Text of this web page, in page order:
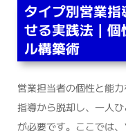
タイプ別営業
せる実践法｜
ル構築術
営業担当者の個性と能
指導から脱却し、一人
が必要です。ここでは